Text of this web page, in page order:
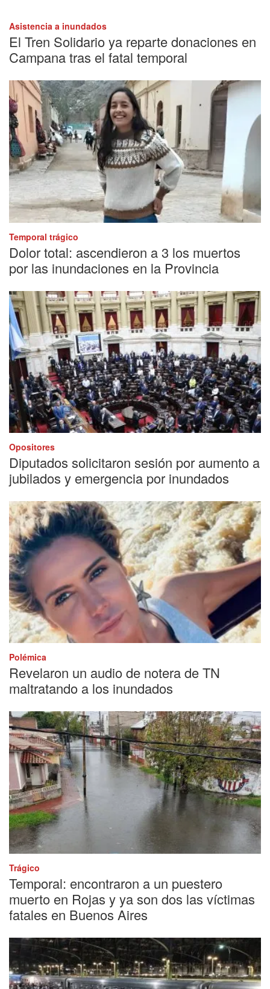
Asistencia a inundados
El Tren Solidario ya reparte donaciones en
Campana tras el fatal temporal
Temporal trágico
Dolor total: ascendieron a 3 los muertos
por las inundaciones en la Provincia
Opositores
Diputados solicitaron sesión por aumento a
jubilados y emergencia por inundados
Polémica
Revelaron un audio de notera de TN
maltratando a los inundados
Trágico
Temporal: encontraron a un puestero
muerto en Rojas y ya son dos las víctimas
fatales en Buenos Aires